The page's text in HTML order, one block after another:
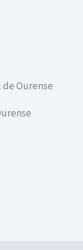
Ourense